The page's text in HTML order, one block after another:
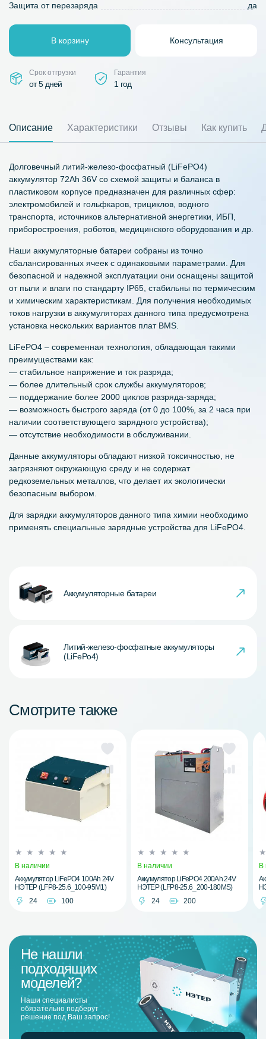
Защита от перезаряда
да
В корзину Консультация
Срок отгрузки
от 5 дней
Гарантия
1 год
Описание Характеристики Отзывы Как купить
Долговечный литий-железо-фосфатный (LiFePO4)
аккумулятор 72Ah 36V со схемой защиты и баланса в
пластиковом корпусе предназначен для различных сфер:
электромобилей и гольфкаров, трициклов, водного
транспорта, источников альтернативной энергетики, ИБП,
приборостроения, роботов, медицинского оборудования и др.
Наши аккумуляторные батареи собраны из точно
сбалансированных ячеек с одинаковыми параметрами. Для
безопасной и надежной эксплуатации они оснащены защитой
от пыли и влаги по стандарту IP65, стабильны по термическим
и химическим характеристикам. Для получения необходимых
токов нагрузки в аккумуляторах данного типа предусмотрена
установка нескольких вариантов плат BMS.
LiFePO4 – современная технология, обладающая такими
преимуществами как:
— стабильное напряжение и ток разряда;
— более длительный срок службы аккумуляторов;
— поддержание более 2000 циклов разряда-заряда;
— возможность быстрого заряда (от 0 до 100%, за 2 часа при
наличии соответствующего зарядного устройства);
— отсутствие необходимости в обслуживании.
Данные аккумуляторы обладают низкой токсичностью, не
загрязняют окружающую среду и не содержат
редкоземельных металлов, что делает их экологически
безопасным выбором.
Для зарядки аккумуляторов данного типа химии необходимо
применять специальные зарядные устройства для LiFePO4.
Аккумуляторные батареи
Литий-железо-фосфатные аккумуляторы
(LiFePo4)
Смотрите также
В наличии
Аккумулятор LiFePO4 100Ah 24V
НЭТЕР (LFP8-25.6_100-95M1)
24
100
В наличии
Аккумулятор LiFePO4 200Ah 24V
НЭТЕР (LFP8-25.6_200-180MS)
24
200
В
Не нашли
подходящих
моделей?
Наши специалисты
обязательно подберут
решение под Ваш запрос!